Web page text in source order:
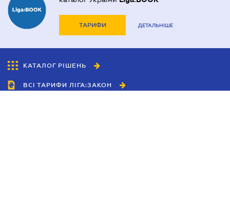
ТАРИФИ ДЕТАЛЬНІШЕ
КАТАЛОГ РІШЕНЬ
ВСІ ТАРИФИ ЛІГА:ЗАКОН